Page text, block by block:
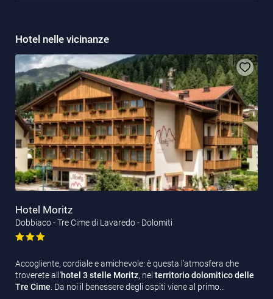
Hotel nelle vicinanze
Hotel Moritz
Dobbiaco - Tre Cime di Lavaredo - Dolomiti
Accogliente, cordiale e amichevole: è questa l’atmosfera che
troverete all’hotel 3 stelle Moritz, nel territorio dolomitico delle
Tre Cime . Da noi il benessere degli ospiti viene al primo…